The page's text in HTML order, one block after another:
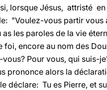
lorsque Jésus, attristé
"Voulez-vous partir vous
les paroles de la vie
encore au nom des
Pour vous, qui suis-
prononce alors la
déclare: Tu es Pierre, et